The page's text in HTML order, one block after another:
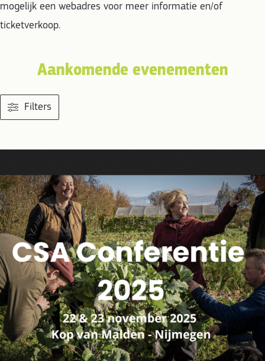
mogelijk een webadres voor meer informatie en/of
ticketverkoop.
Aankomende evenementen
Filters